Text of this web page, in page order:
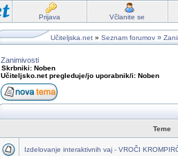
Prijava Včlanite se
Učiteljska.net » Seznam forumov »
Zanimivosti
Skrbniki: Noben
Učiteljsko.net pregleduje/jo uporabnik/i: Noben
Teme
Izdelovanje interaktivnih vaj - VROČI